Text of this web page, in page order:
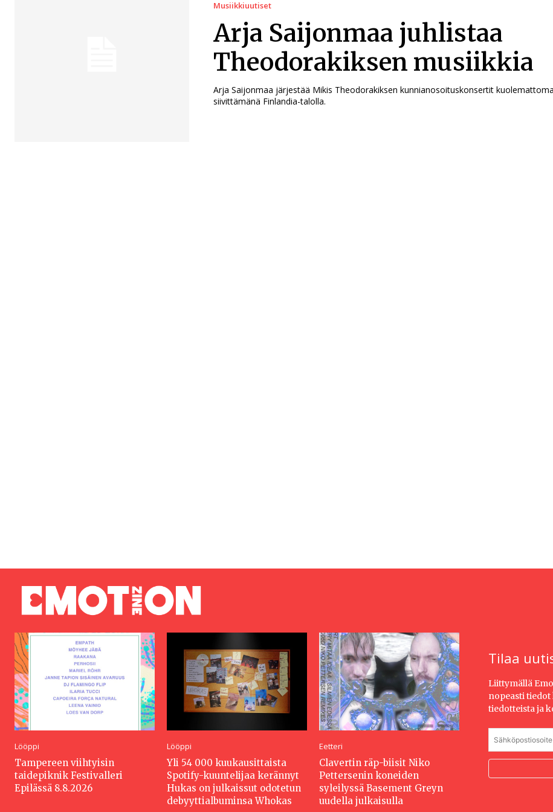
Musiikkiuutiset
Arja Saijonmaa juhlistaa
Theodorakiksen musiikkia
Arja Saijonmaa järjestää Mikis Theodorakiksen kunnianosoituskonsertit
siivittämänä Finlandia-talolla.
Lööppi
Tampereen viihtyisin
taidepiknik Festivalleri
Epilässä 8.8.2026
Lööppi
Yli 54 000 kuukausittaista
Spotify-kuuntelijaa kerännyt
Hukas on julkaissut odotetun
debyyttialbuminsa Whokas
Eetteri
Clavertin räp-biisit Niko
Pettersenin koneiden
syleilyssä Basement Greyn
uudella julkaisulla
Tilaa
Liittymällä
nopeasti
tiedotteista ja